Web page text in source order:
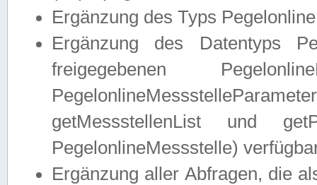
Ergänzung des Typs
Ergänzung des Datentyps
freigegebenen
getMessstellenList und
PegelonlineMessstelle)
Ergänzung aller Abfragen, die